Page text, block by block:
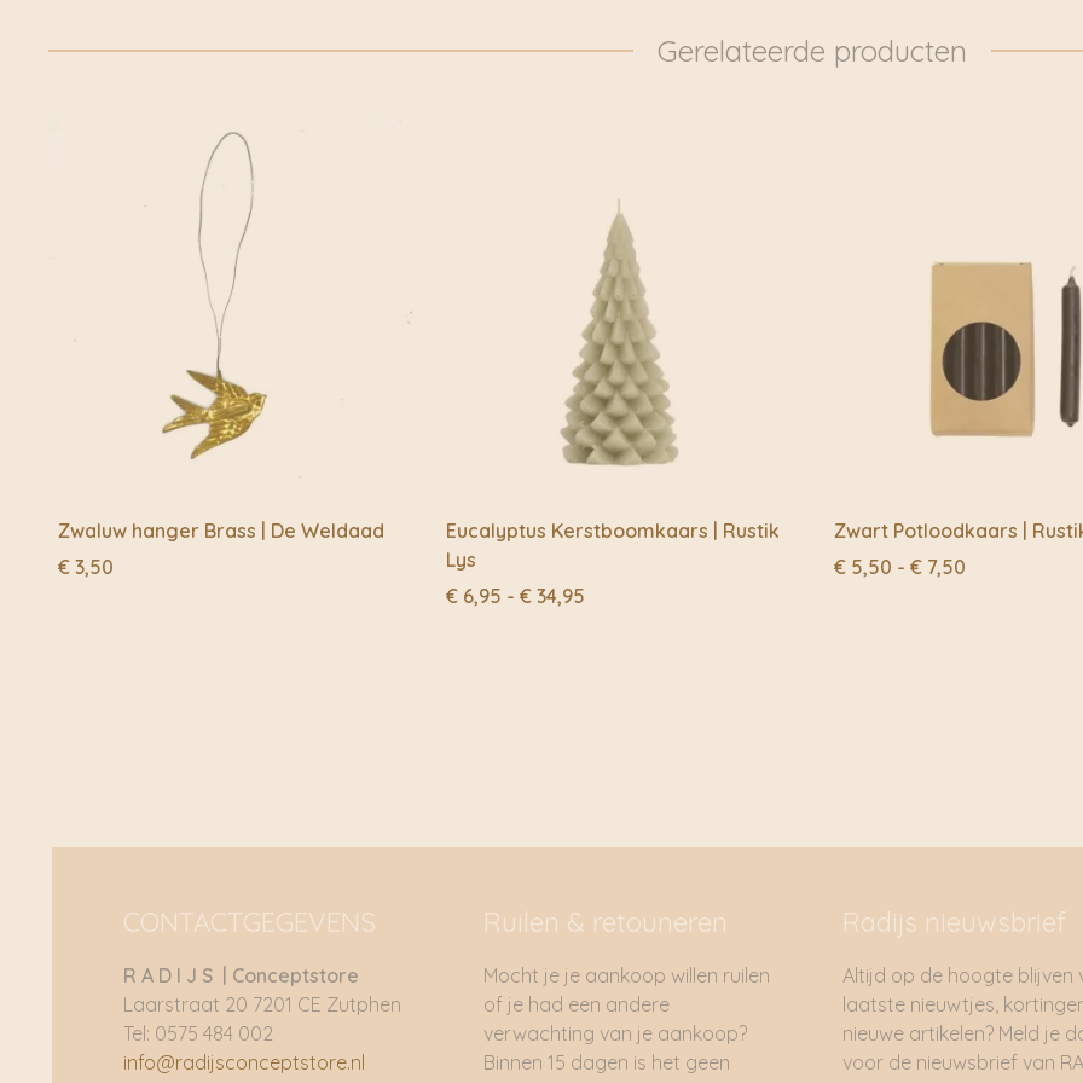
jouw huis laat
door naar: https://
Gerelateerde producten
Zwaluw hanger Brass | De Weldaad
€ 3,50
Eucalyptus Kerstboomkaars | Rustik
Lys
€ 6,95 - € 34,95
Zwart Potloodkaars |
€ 5,50 - € 7,50
CONTACTGEGEVENS
R A D I J S | Conceptstore
Laarstraat 20 7201 CE Zutphen
Tel: 0575 484 002
info@radijsconceptstore.nl
Ruilen & retouneren
Mocht je je aankoop willen ruilen
of je had een andere
verwachting van je aankoop?
Binnen 15 dagen is het geen
Radijs nieuwsbrief
Altijd op de hoogte blijven
laatste nieuwtjes,
nieuwe artikelen? Meld je
voor de nieuwsbrief van